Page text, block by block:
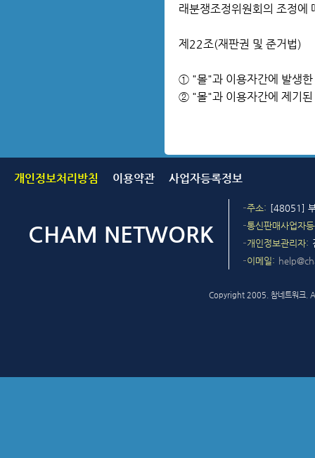
래분쟁조정위원회의 조정에
제22조(재판권 및 준거법)
① "몰"과 이용자간에 발생한
② "몰"과 이용자간에 제기된
개인정보처리방침 이용약관 사업자등록정보
주소
[48051]
통신판매사업자
개인정보관리자
이메일
Copyright 2005. 참네트워크.